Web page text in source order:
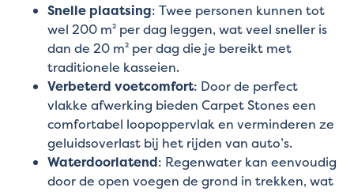
Snelle plaatsing: Twee personen kunnen tot
wel 200 m² per dag leggen, wat veel sneller is
dan de 20 m² per dag die je bereikt met
traditionele kasseien.
Verbeterd voetcomfort: Door de perfect
vlakke afwerking bieden Carpet Stones een
comfortabel loopoppervlak en verminderen ze
geluidsoverlast bij het rijden van auto’s.
Waterdoorlatend: Regenwater kan eenvoudig
door de open voegen de grond in trekken, wat